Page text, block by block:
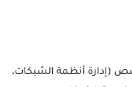
(إدارة أنظمة الشبكات،